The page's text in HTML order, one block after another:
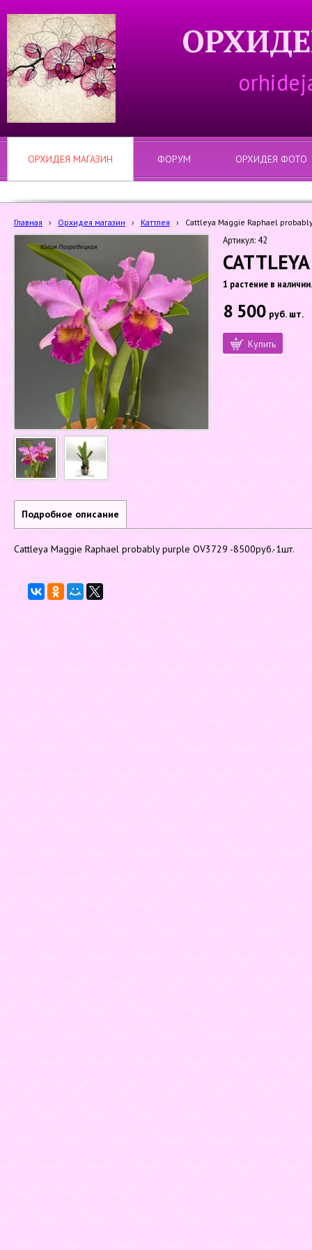
ОРХИДЕЯ МАГАЗИН ФОРУМ ОРХИДЕЯ ФОТО
Главная › Орхидея магазин › Каттлея › Cattleya Maggie Raphael
Артикул: 42
1 растение в наличии.
8 500 руб. шт.
Купить
Подробное описание
Cattleya Maggie Raphael probably purple OV3729 -8500руб.-1шт.